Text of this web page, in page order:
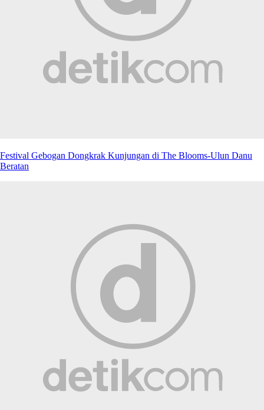
Festival Gebogan Dongkrak Kunjungan di The Blooms-Ulun Danu
Beratan